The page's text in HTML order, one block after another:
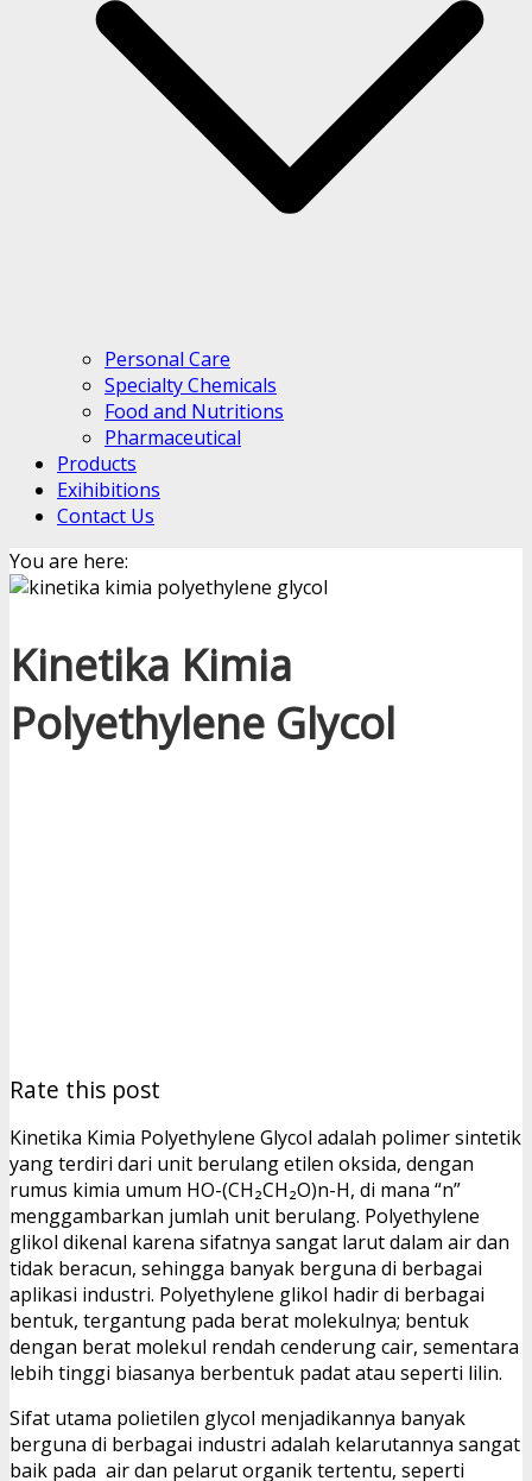
Personal Care
Specialty Chemicals
Food and Nutritions
Pharmaceutical
Products
Exihibitions
Contact Us
You are here:
Kinetika Kimia
Polyethylene Glycol
Rate this post
Kinetika Kimia Polyethylene Glycol adalah polimer sintetik
yang terdiri dari unit berulang etilen oksida, dengan
rumus kimia umum HO-(CH₂CH₂O)n-H, di mana “n”
menggambarkan jumlah unit berulang. Polyethylene
glikol dikenal karena sifatnya sangat larut dalam air dan
tidak beracun, sehingga banyak berguna di berbagai
aplikasi industri. Polyethylene glikol hadir di berbagai
bentuk, tergantung pada berat molekulnya; bentuk
dengan berat molekul rendah cenderung cair, sementara
lebih tinggi biasanya berbentuk padat atau seperti lilin.
Sifat utama polietilen glycol menjadikannya banyak
berguna di berbagai industri adalah kelarutannya sangat
baik pada air dan pelarut organik tertentu, seperti